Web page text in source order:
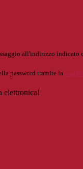
all'indirizzo indicato
password tramite la
elettronica!